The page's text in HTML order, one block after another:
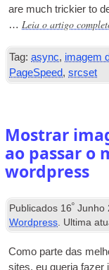
are much trick­i­er to
… Leia o artigo
Tag: async, imagem
PageSpeed,srcset
Mostrar
ao passar o
wordpress
Publicados 16º Junho
Wordpress. Ultima
Como parte das
sites, eu queria fazer